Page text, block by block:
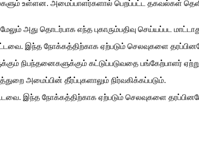
உள்ளன. அமைப்பாளர்களால் பெறப்பட்ட தகவல்கள்
அது தொடர்பாக எந்த புகாரும்பதிவு செய்யப்பட
இந்த நோக்கத்திற்காக ஏற்படும் செலவுகளை
நிபந்தனைகளுக்கும் கட்டுப்படுவதை பங்கேற்பாளர்
அமைப்பின் தீர்ப்புகளாலும் நிர்வகிக்கப்படும்.
இந்த நோக்கத்திற்காக ஏற்படும் செலவுகளை